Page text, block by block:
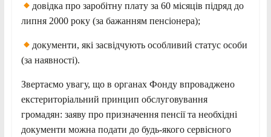
довідка про заробітну плату за 60 місяців підряд до
липня 2000 року (за бажанням пенсіонера);
документи, які засвідчують особливий статус особи
(за наявності).
Звертаємо увагу, що в органах Фонду впроваджено
екстериторіальний принцип обслуговування
громадян: заяву про призначення пенсії та необхідні
документи можна подати до будь-якого сервісного